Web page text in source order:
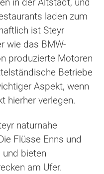
laden zum
ist Steyr
wie das BMW-
produzierte Motoren
Betriebe
Aspekt, wenn
hierher verlegen.
naturnahe
Flüsse Enns und
bieten
am Ufer.